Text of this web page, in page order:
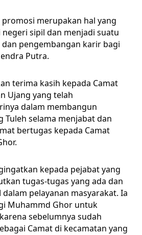
merupakan hal yang
negeri sipil dan menjadi suatu
pengembangan karir bagi
Putra.
terima kasih kepada Camat
Ujang yang telah
dalam membangun
Tuleh selama menjabat dan
bertugas kepada Camat
kepada pejabat yang
tugas-tugas yang ada dan
pelayanan masyarakat. Ia
Muhammd Ghor untuk
sebelumnya sudah
Camat di kecamatan yang